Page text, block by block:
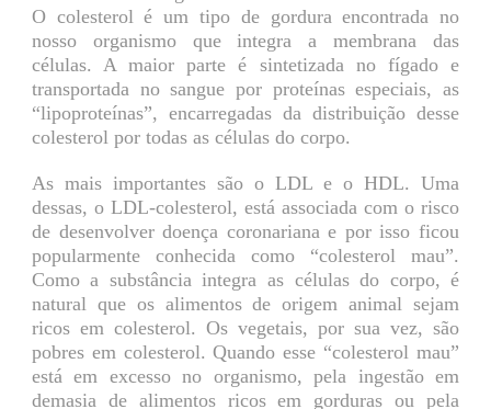
O colesterol é um tipo de gordura encontrada no
nosso organismo que integra a membrana das
células. A maior parte é sintetizada no fígado e
transportada no sangue por proteínas especiais, as
“lipoproteínas”, encarregadas da distribuição desse
colesterol por todas as células do corpo.
As mais importantes são o LDL e o HDL. Uma
dessas, o LDL-colesterol, está associada com o risco
de desenvolver doença coronariana e por isso ficou
popularmente conhecida como “colesterol mau”.
Como a substância integra as células do corpo, é
natural que os alimentos de origem animal sejam
ricos em colesterol. Os vegetais, por sua vez, são
pobres em colesterol. Quando esse “colesterol mau”
está em excesso no organismo, pela ingestão em
demasia de alimentos ricos em gorduras ou pela